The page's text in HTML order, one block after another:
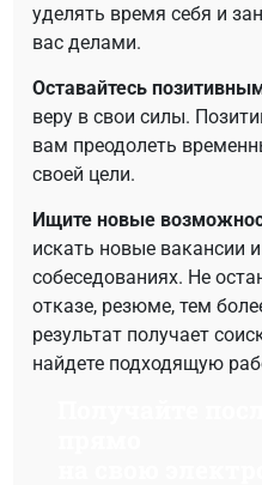
уделять время себя и
вас делами.
Оставайтесь
веру в свои силы.
вам преодолеть
своей цели.
Ищите новые
искать новые вакансии
собеседованиях. Не
отказе, резюме, тем
результат получает
найдете подходящую